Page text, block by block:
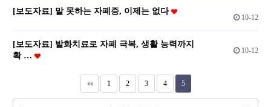
[보도자료] 말 못하는 자폐증, 이제는 없다
10-12
[보도자료] 발화치료로 자폐 극복, 생활 능력까지
확 …
10-12
1 2 3 4 5